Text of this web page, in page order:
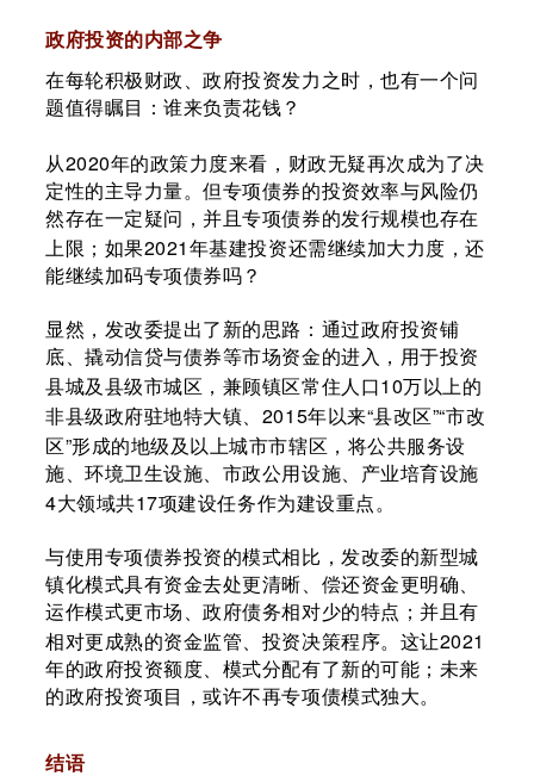
政府投资的内部之争
在每轮积极财政、政府投资发力之时，也有一个问
题值得瞩目：谁来负责花钱？
从2020年的政策力度来看，财政无疑再次成为了决
定性的主导力量。但专项债券的投资效率与风险仍
然存在一定疑问，并且专项债券的发行规模也存在
上限；如果2021 年基建投资还需继续加大力度，还
能继续加码专项债券吗？
显然，发改委提出了新的思路：通过政府投资铺
底、撬动信贷与债券等市场资金的进入，用于投资
县城及县级市城区，兼顾镇区常住人口10万以上的
非县级政府驻地特大镇、 2015年以来“县改区”“市改
区”形成的地级及以上城市市辖区，将公共服务设
施、环境卫生设施、市政公用设施、产业培育设施
4大领域共17项建设任务作为建设重点。
与使用专项债券投资的模式相比，发改委的新型城
镇化模式具有资金去处更清晰、偿还资金更明确、
运作模式更市场、政府债务相对少的特点；并且有
相对更成熟的资金监管、投资决策程序。这让2021
年的政府投资额度、模式分配有了新的可能；未来
的政府投资项目，或许不再专项债模式独大。
结语